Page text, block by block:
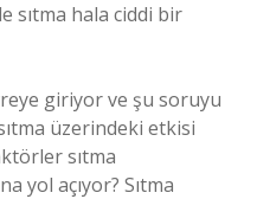
sıtma hala ciddi bir
giriyor ve şu soruyu
üzerindeki etkisi
sıtma
yol açıyor? Sıtma